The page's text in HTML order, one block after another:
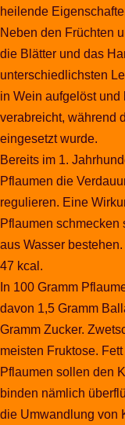
heilende
Neben den Früchten
die Blätter und das
unterschiedlichsten
in Wein aufgelöst
verabreicht, während
eingesetzt wurde.
Bereits im 1.
Pflaumen die
regulieren. Eine
Pflaumen schmecken
aus Wasser
47 kcal.
In 100 Gramm
davon 1,5 Gramm
Gramm Zucker.
meisten Fruktose.
Pflaumen sollen den
binden nämlich
die Umwandlung von